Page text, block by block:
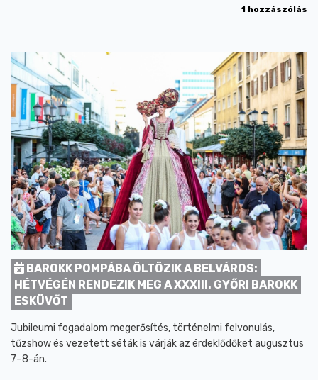
1 hozzászólás
BAROKK POMPÁBA ÖLTÖZIK A BELVÁROS:
HÉTVÉGÉN RENDEZIK MEG A XXXIII. GYŐRI BAROKK
ESKÜVŐT
Jubileumi fogadalom megerősítés, történelmi felvonulás,
tűzshow és vezetett séták is várják az érdeklődőket augusztus
7–8-án.